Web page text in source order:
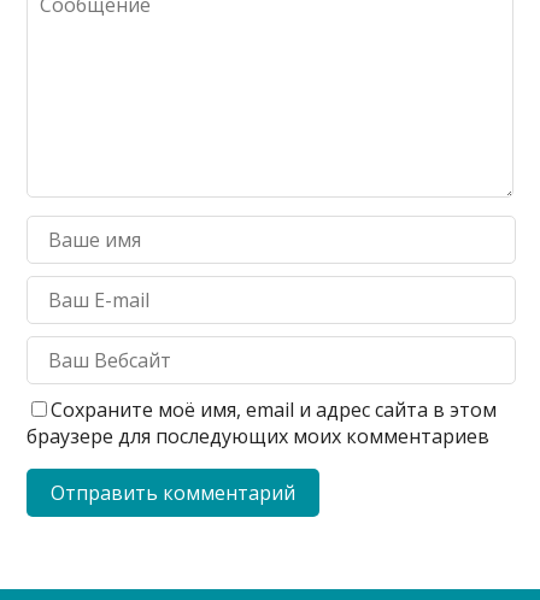
Сохраните моё имя, email и адрес сайта в этом
браузере для последующих моих комментариев